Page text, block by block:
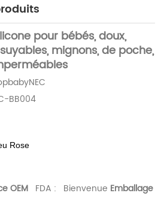
pour bébés, doux,
mignons, de poche,
BB004
Rose
OEM FDA : Bienvenue Emballage